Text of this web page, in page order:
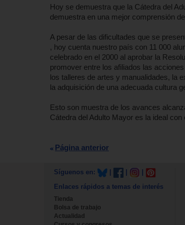
Hoy se demuestra que la Cátedra del
demuestra en una mejor comprensión
A pesar de las dificultades que se
, hoy cuenta nuestro país con 11 000
celebrado en el 2000 al aprobar la
promover entre los afiliados las
los talleres de artes y manualidades, la
la adquisición de una adecuada cultura
Esto son muestra de los avances
Cátedra del Adulto Mayor es la ideal
Página anterior
Síguenos en:
Enlaces rápidos a temas de interés
Tienda
Bolsa de trabajo
Actualidad